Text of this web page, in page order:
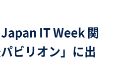
IT Week 関
ビリオン」に出